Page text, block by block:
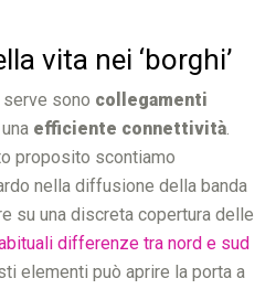
vita nei ‘borghi’
sono collegamenti
efficiente connettività.
proposito scontiamo
nella diffusione della banda
su una discreta copertura delle
differenze tra nord e sud
elementi può aprire la porta a